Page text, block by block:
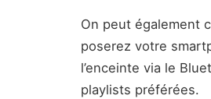
On peut également
poserez votre
l’enceinte via le
playlists préférées.